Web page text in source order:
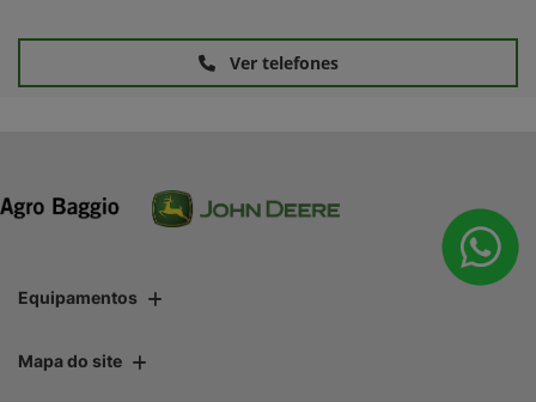
Ver telefones
Equipamentos
Mapa do site